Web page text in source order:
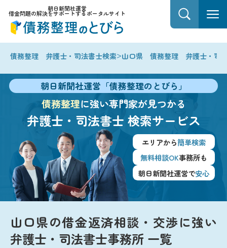
朝日新聞社運営
借金問題の解決をサポートするポータルサイト
債務整理 弁護士・司法書士検索>山口県 債務整理 弁護士・司
朝日新聞社運営「債務整理のとびら」
債務整理に強い専門家が見つかる
弁護士・司法書士 検索サービス
エリアから簡単検索
無料相談OK事務所も
朝日新聞社運営で安心
山口県の借金返済相談・交渉に強い
弁護士・司法書士事務所 一覧